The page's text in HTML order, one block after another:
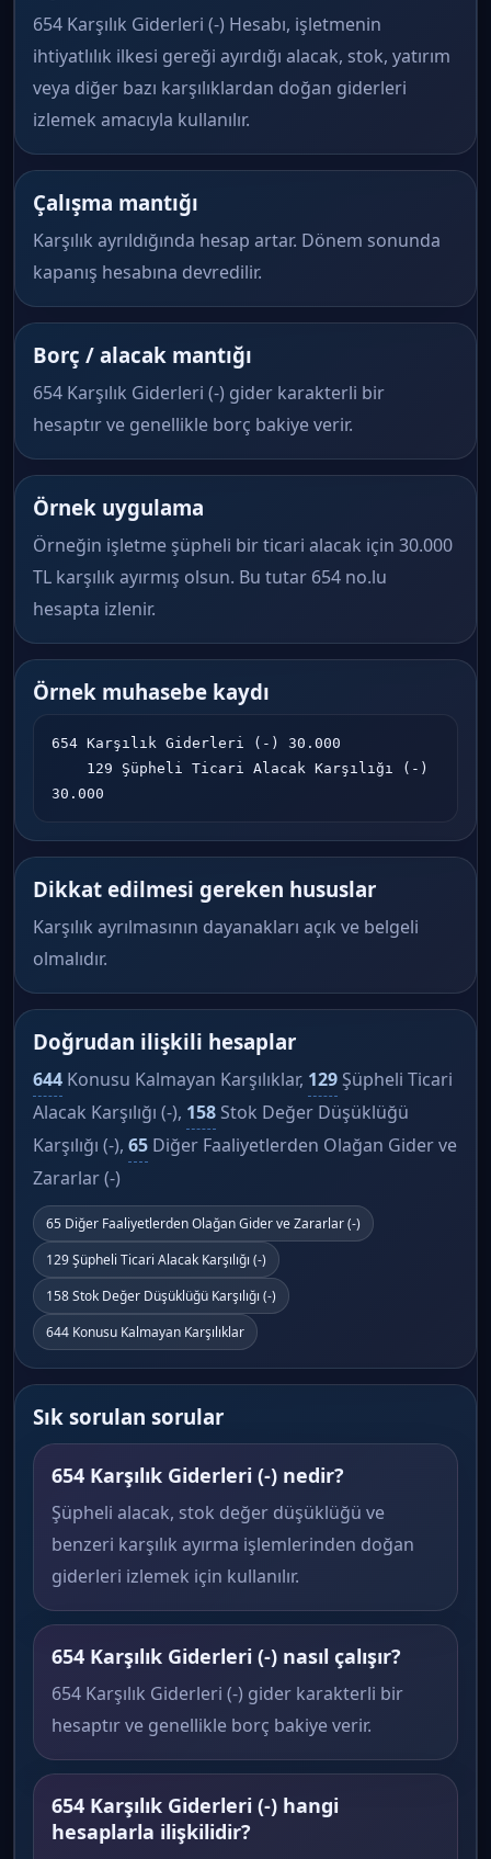
654 Karşılık Giderleri (-) Hesabı, işletmenin
ihtiyatlılık ilkesi gereği ayırdığı alacak, stok, yatırım
veya diğer bazı karşılıklardan doğan giderleri
izlemek amacıyla kullanılır.
Çalışma mantığı
Karşılık ayrıldığında hesap artar. Dönem sonunda
kapanış hesabına devredilir.
Borç / alacak mantığı
654 Karşılık Giderleri (-) gider karakterli bir
hesaptır ve genellikle borç bakiye verir.
Örnek uygulama
Örneğin işletme şüpheli bir ticari alacak için 30.000
TL karşılık ayırmış olsun. Bu tutar 654 no.lu
hesapta izlenir.
Örnek muhasebe kaydı
654 Karşılık Giderleri (-) 30.000
30.000
Dikkat edilmesi gereken hususlar
Karşılık ayrılmasının dayanakları açık ve belgeli
olmalıdır.
Doğrudan ilişkili hesaplar
644 Konusu Kalmayan Karşılıklar, 129 Şüpheli Ticari
Alacak Karşılığı (-), 158 Stok Değer Düşüklüğü
Karşılığı (-), 65 Diğer Faaliyetlerden Olağan Gider ve
Zararlar (-)
65 Diğer Faaliyetlerden Olağan Gider ve Zararlar (-)
129 Şüpheli Ticari Alacak Karşılığı (-)
158 Stok Değer Düşüklüğü Karşılığı (-)
644 Konusu Kalmayan Karşılıklar
Sık sorulan sorular
654 Karşılık Giderleri (-) nedir?
Şüpheli alacak, stok değer düşüklüğü ve
benzeri karşılık ayırma işlemlerinden doğan
giderleri izlemek için kullanılır.
654 Karşılık Giderleri (-) nasıl çalışır?
654 Karşılık Giderleri (-) gider karakterli bir
hesaptır ve genellikle borç bakiye verir.
654 Karşılık Giderleri (-) hangi
hesaplarla ilişkilidir?